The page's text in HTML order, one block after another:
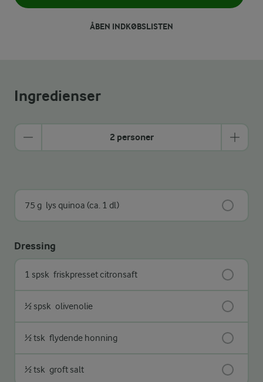
ÅBEN INDKØBSLISTEN
Ingredienser
2 personer
75 g lys quinoa (ca. 1 dl)
Dressing
1 spsk friskpresset citronsaft
½ spsk olivenolie
½ tsk flydende honning
½ tsk groft salt